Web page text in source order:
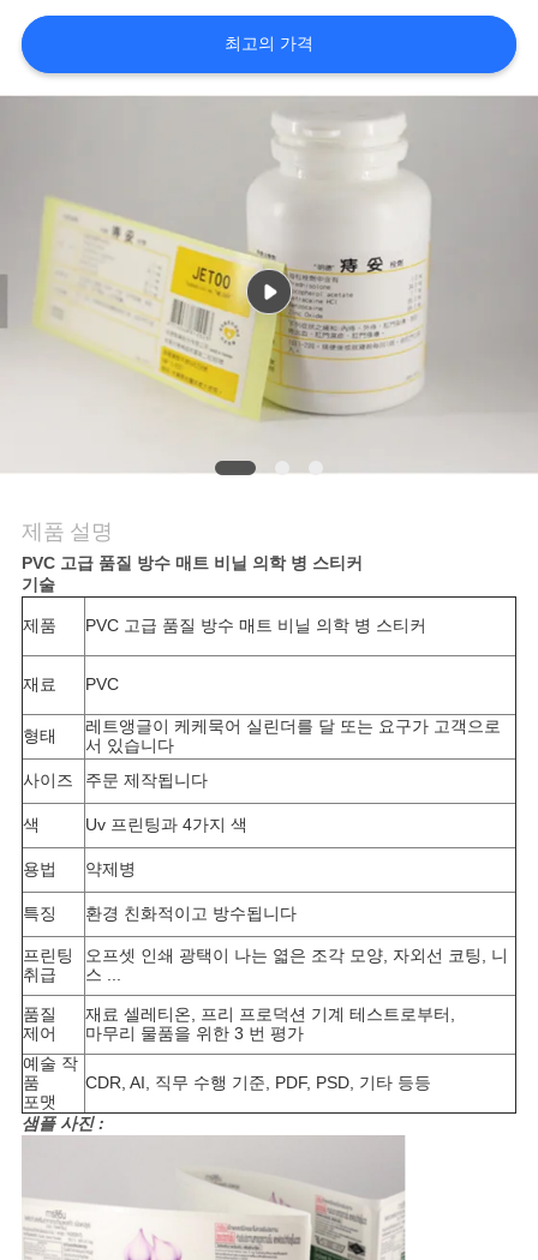
질
관
뉴
스
경
우
사
이
트
맵
PRIVACY
POLICY
최고의 가격
제품 설명
PVC 고급 품질 방수 매트 비닐 의학 병 스티커
기술
제품 PVC 고급 품질 방수 매트 비닐 의학 병 스티커
재료 PVC
형태
레트앵글이 케케묵어 실린더를 달 또는 요구가 고객으로
서 있습니다
사이즈
주문 제작됩니다
색 Uv 프린팅과 4가지 색
용법 약제병
특징 환경 친화적이고 방수됩니다
프린팅
취급
오프셋 인쇄 광택이 나는 엷은 조각 모양, 자외선 코팅, 니
스 ...
품질
제어
재료 셀레티온, 프리 프로덕션 기계 테스트로부터,
마무리 물품을 위한 3 번 평가
예술 작
품
포맷
CDR, AI, 직무 수행 기준, PDF, PSD, 기타 등등
샘플 사진 :